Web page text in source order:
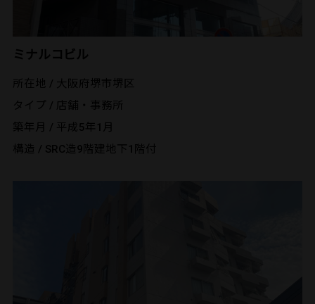
ミナルコビル
所在地 / 大阪府堺市堺区
タイプ / 店舗・事務所
築年月 / 平成5年1月
構造 / SRC造9階建地下1階付